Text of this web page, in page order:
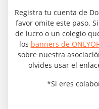
Registra tu cuenta de
favor omite este paso.
de lucro o un colegio
los banners de
sobre nuestra
olvides usar el
*Si eres